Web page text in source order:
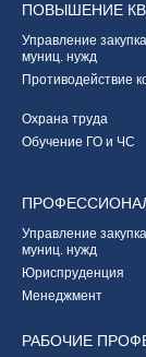
ПОВЫШЕНИЕ
Управление
муниц. нужд
Противодействие
Охрана труда
Обучение ГО и ЧС
Управление
муниц. нужд
Юриспруденция
Менеджмент
РАБОЧИЕ